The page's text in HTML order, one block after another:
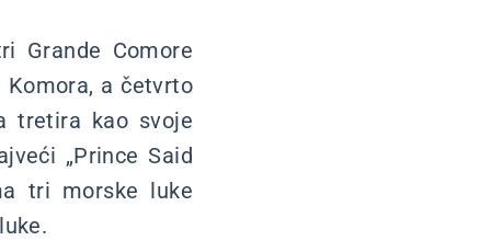
Grande Comore
Komora, a četvrto
tretira kao svoje
„Prince Said
tri morske luke